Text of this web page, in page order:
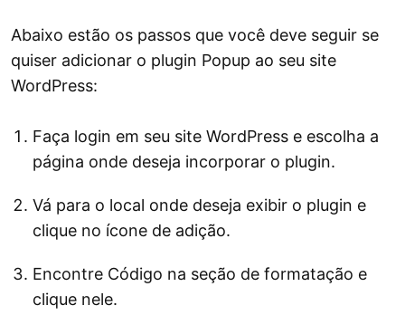
Abaixo estão os passos que você deve seguir se
quiser adicionar o plugin Popup ao seu site
WordPress:
Faça login em seu site WordPress e escolha a
página onde deseja incorporar o plugin.
Vá para o local onde deseja exibir o plugin e
clique no ícone de adição.
Encontre Código na seção de formatação e
clique nele.